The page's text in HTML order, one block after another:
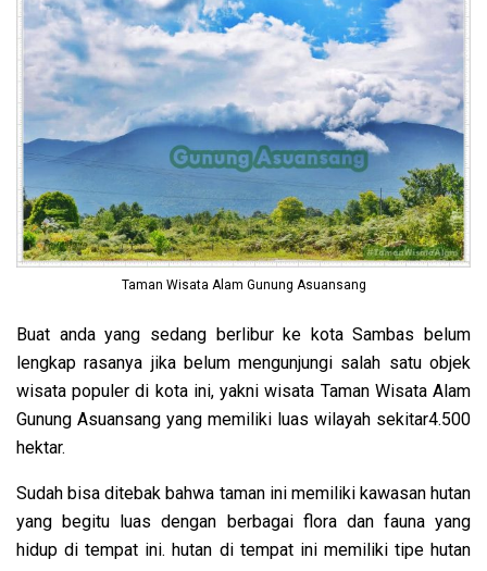
Taman Wisata Alam Gunung Asuansang
Buat anda yang sedang berlibur ke kota Sambas belum
lengkap rasanya jika belum mengunjungi salah satu objek
wisata populer di kota ini, yakni wisata Taman Wisata Alam
Gunung Asuansang yang memiliki luas wilayah sekitar4.500
hektar.
Sudah bisa ditebak bahwa taman ini memiliki kawasan hutan
yang begitu luas dengan berbagai flora dan fauna yang
hidup di tempat ini. hutan di tempat ini memiliki tipe hutan